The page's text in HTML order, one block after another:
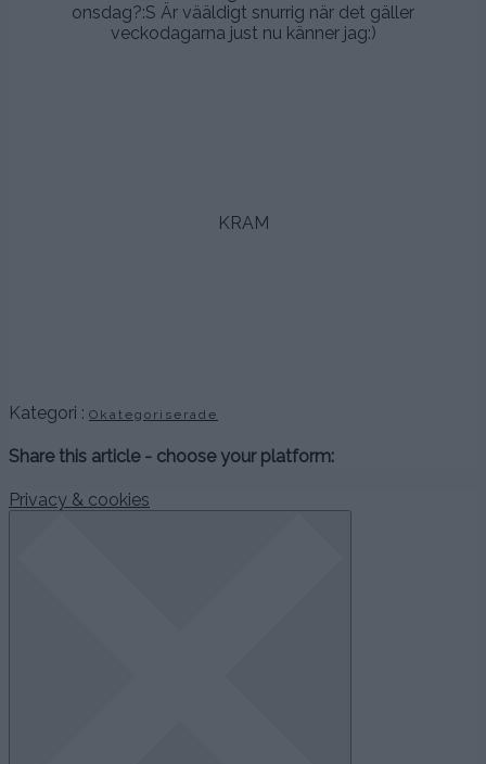
onsdag?:S Är vääldigt snurrig när det gäller
veckodagarna just nu känner jag:)
KRAM
Kategori : Okategoriserade
Share this article - choose your platform:
Privacy & cookies